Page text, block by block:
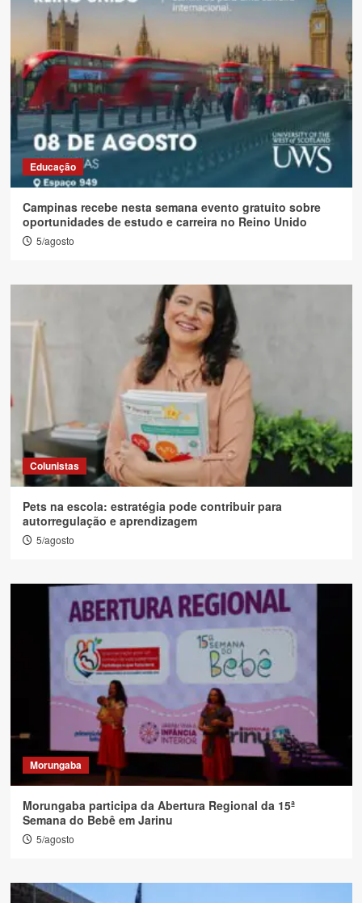
Educação
Campinas recebe nesta semana evento gratuito sobre
oportunidades de estudo e carreira no Reino Unido
5/agosto
Colunistas
Pets na escola: estratégia pode contribuir para
autorregulação e aprendizagem
5/agosto
Morungaba
Morungaba participa da Abertura Regional da 15ª
Semana do Bebê em Jarinu
5/agosto